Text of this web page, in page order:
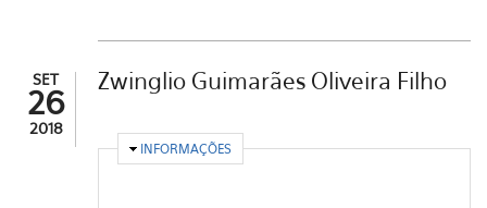
SET
26
2018
Zwinglio Guimarães Oliveira Filho
OCULTAR
INFORMAÇÕES